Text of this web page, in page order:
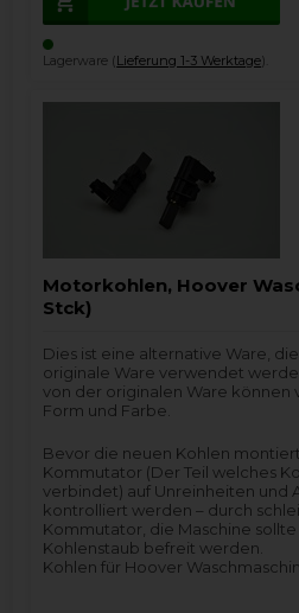
Lagerware (Lieferung 1-3 Werktage).
Motorkohlen, Hoover
Stck)
Dies ist eine alternative Ware,
originale Ware verwendet
von der originalen Ware können
Form und Farbe.
Bevor die neuen Kohlen
Kommutator (Der Teil welches
verbindet) auf Unreinheiten und
kontrolliert werden – durch
Kommutator, die Maschine
Kohlenstaub befreit werden.
Kohlen für Hoover